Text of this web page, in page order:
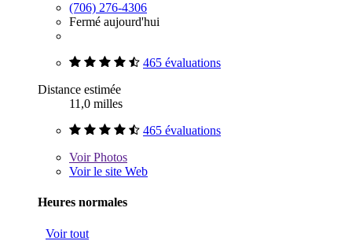
(706) 276-4306
Fermé aujourd'hui
465 évaluations
Distance estimée
11,0 milles
465 évaluations
VoirPhotos
Voir le site Web
Heures normales
Voir tout